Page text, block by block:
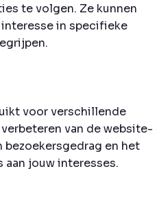
te volgen. Ze kunnen
in specifieke
voor verschillende
van de website-
bezoekersgedrag en het
aan jouw interesses.